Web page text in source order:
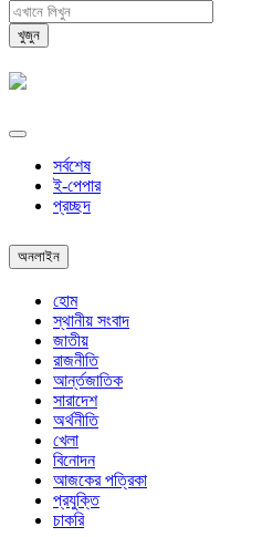
খুজুন
সর্বশেষ
ই-পেপার
প্রচ্ছদ
অনলাইন
হোম
স্থানীয় সংবাদ
জাতীয়
রাজনীতি
আর্ন্তজাতিক
সারাদেশ
অর্থনীতি
খেলা
বিনোদন
আজকের পত্রিকা
প্রযুক্তি
চাকরি